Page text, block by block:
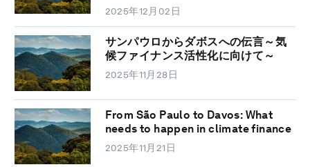
2025年12月02日
サンパウロからダボスへの伝言～気
候ファイナンス活性化に向けて～
2025年11月28日
From São Paulo to Davos: What
needs to happen in climate finance
2025年11月21日